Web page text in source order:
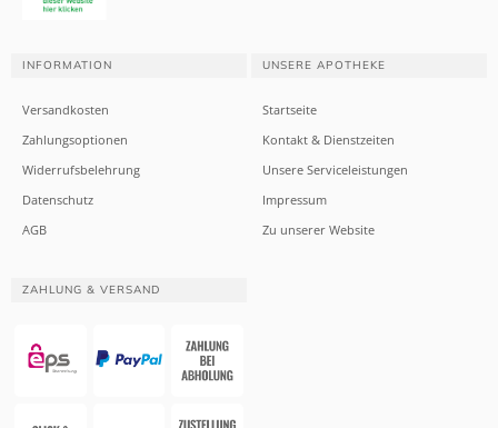
INFORMATION
Versandkosten
Zahlungsoptionen
Widerrufsbelehrung
Datenschutz
AGB
UNSERE APOTHEKE
Startseite
Kontakt & Dienstzeiten
Unsere Serviceleistungen
Impressum
Zu unserer Website
ZAHLUNG & VERSAND